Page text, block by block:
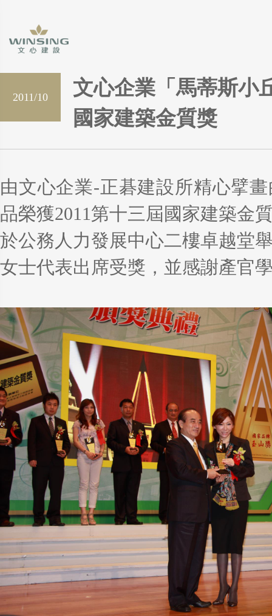
2011/10
文心企業「馬蒂斯小
國家建築金質獎
由文心企業-正碁建設所精心擘
品榮獲2011第十三屆國家建築金
於公務人力發展中心二樓卓越堂
女士代表出席受獎，並感謝產官